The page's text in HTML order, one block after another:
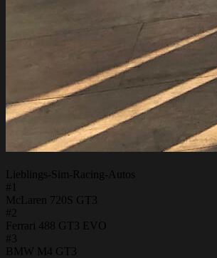
Lieblings-Sim-Racing-Autos
#1
McLaren 720S GT3
#2
Ferrari 488 GT3 EVO
#3
BMW M4 GT3